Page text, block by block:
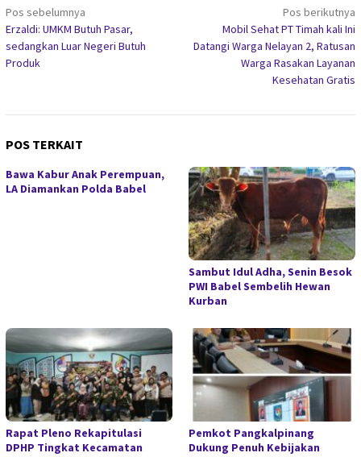
Navigasi
pos
Pos sebelumnya
Erzaldi: UMKM Butuh Pasar,
sedangkan Luar Negeri Butuh
Produk
Pos berikutnya
Mobil Sehat PT Timah kali Ini
Datangi Warga Nelayan 2, Ratusan
Warga Rasakan Layanan
Kesehatan Gratis
POS TERKAIT
Bawa Kabur Anak Perempuan,
LA Diamankan Polda Babel
Sambut Idul Adha, Senin Besok
PWI Babel Sembelih Hewan
Kurban
Rapat Pleno Rekapitulasi
DPHP Tingkat Kecamatan
Pemkot Pangkalpinang
Dukung Penuh Kebijakan